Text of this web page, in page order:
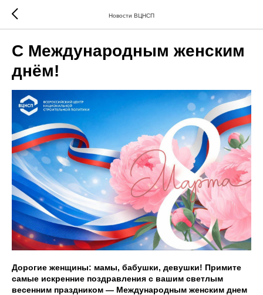
Новости ВЦНСП
С Международным женским
днём!
Дорогие женщины: мамы, бабушки, девушки! Примите
самые искренние поздравления с вашим светлым
весенним праздником — Международным женским днем